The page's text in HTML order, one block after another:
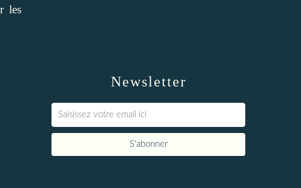
les
Newsletter